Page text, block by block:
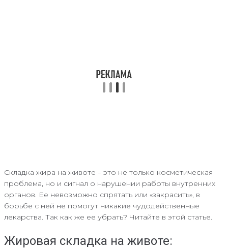
Складка жира на животе – это не только косметическая
проблема, но и сигнал о нарушении работы внутренних
органов. Ее невозможно спрятать или «закрасить», в
борьбе с ней не помогут никакие чудодейственные
лекарства. Так как же ее убрать? Читайте в этой статье.
Жировая складка на животе: